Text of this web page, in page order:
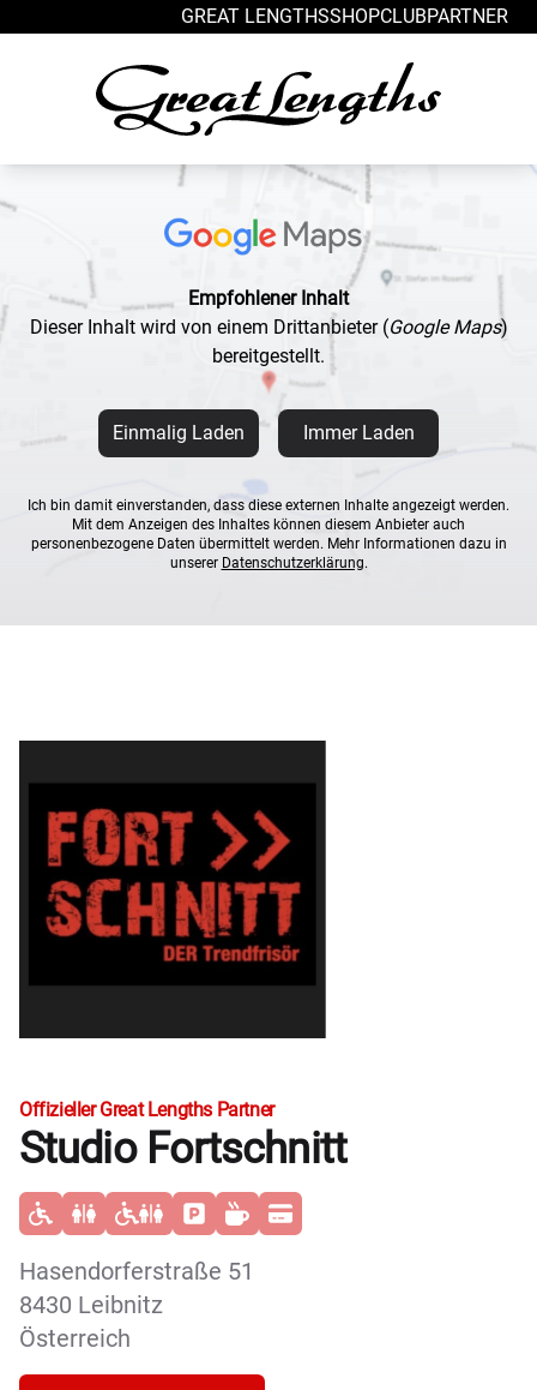
GREAT LENGTHSSHOPCLUBPARTNER
Empfohlener Inhalt
Dieser Inhalt wird von einem Drittanbieter (Google Maps)
bereitgestellt.
Einmalig Laden Immer Laden
Ich bin damit einverstanden, dass diese externen Inhalte angezeigt werden.
Mit dem Anzeigen des Inhaltes können diesem Anbieter auch
personenbezogene Daten übermittelt werden. Mehr Informationen dazu in
unserer Datenschutzerklärung.
Offizieller Great Lengths Partner
Studio Fortschnitt
Hasendorferstraße 51
8430 Leibnitz
Österreich